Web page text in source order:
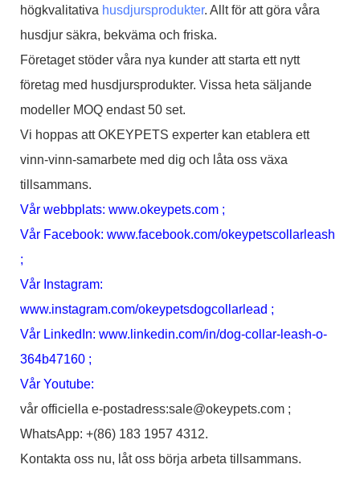
högkvalitativa husdjursprodukter. Allt för att göra våra
husdjur säkra, bekväma och friska.
Företaget stöder våra nya kunder att starta ett nytt
företag med husdjursprodukter. Vissa heta säljande
modeller MOQ endast 50 set.
Vi hoppas att OKEYPETS experter kan etablera ett
vinn-vinn-samarbete med dig och låta oss växa
tillsammans.
Vår webbplats: www.okeypets.com ;
Vår Facebook: www.facebook.com/okeypetscollarleash
;
Vår Instagram:
www.instagram.com/okeypetsdogcollarlead ;
Vår LinkedIn: www.linkedin.com/in/dog-collar-leash-o-
364b47160 ;
Vår Youtube:
vår officiella e-postadress:sale@okeypets.com ;
WhatsApp: +(86) 183 1957 4312.
Kontakta oss nu, låt oss börja arbeta tillsammans.